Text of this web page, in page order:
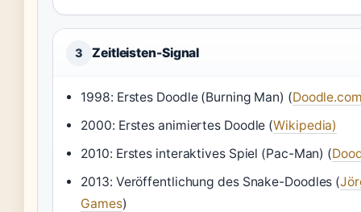
3 Zeitleisten-Signal
1998: Erstes Doodle (Burning Man) (
2000: Erstes animiertes Doodle (Wikipedia)
2010: Erstes interaktives Spiel (Pac-Man) (
2013: Veröffentlichung des Snake-Doodles (
Games)